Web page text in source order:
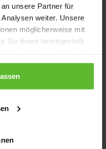
unsere Partner für
weiter. Unsere
möglicherweise mit
Sie ihnen bereitgestellt
has occurred
the browser console for more
.